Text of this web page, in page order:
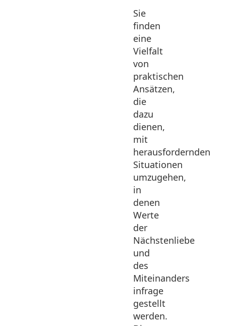
Sie
finden
eine
Vielfalt
von
praktischen
Ansätzen,
die
dazu
dienen,
mit
herausfordernden
Situationen
umzugehen,
in
denen
Werte
der
Nächstenliebe
und
des
Miteinanders
infrage
gestellt
werden.